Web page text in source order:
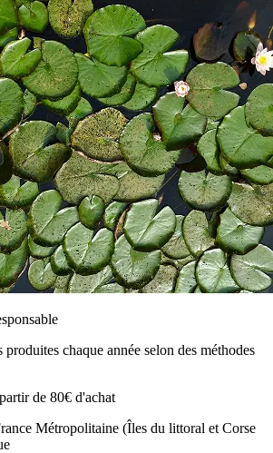
chaque année selon des méthodes
de 80€ d'achat
Métropolitaine (Îles du littoral et Corse